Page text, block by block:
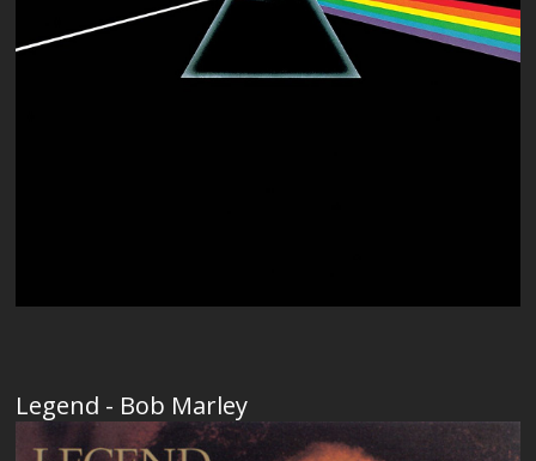
Legend - Bob Marley